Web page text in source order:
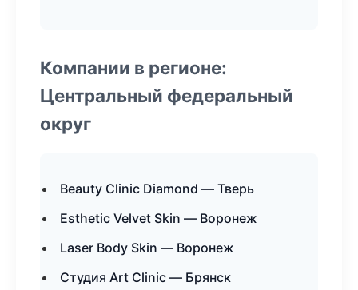
Компании в регионе:
Центральный федеральный
округ
Beauty Clinic Diamond — Тверь
Esthetic Velvet Skin — Воронеж
Laser Body Skin — Воронеж
Студия Art Clinic — Брянск